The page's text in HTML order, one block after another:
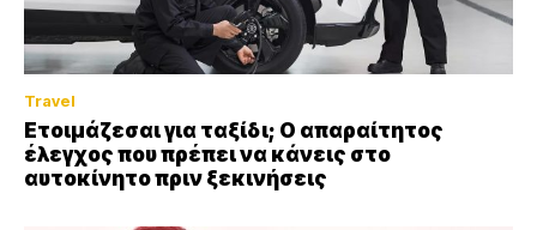
Travel
Ετοιμάζεσαι για ταξίδι; Ο απαραίτητος
έλεγχος που πρέπει να κάνεις στο
αυτοκίνητο πριν ξεκινήσεις